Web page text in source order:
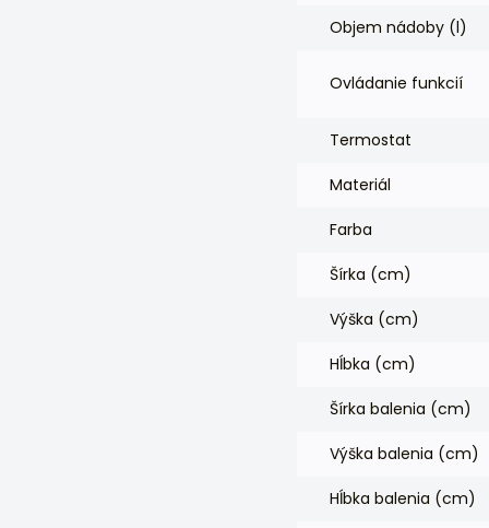
Objem nádoby (l)
Ovládanie funkcií
Termostat
Materiál
Farba
Šírka (cm)
Výška (cm)
Hĺbka (cm)
Šírka balenia (cm)
Výška balenia (cm)
Hĺbka balenia (cm)